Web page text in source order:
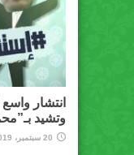
انتشار
وتشيد
20 سبتمبر، 2019